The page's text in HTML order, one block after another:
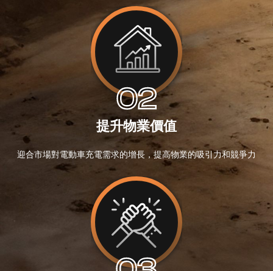
02
提升物業價值
迎合市場對電動車充電需求的增長，提高物業的吸引力和競爭力